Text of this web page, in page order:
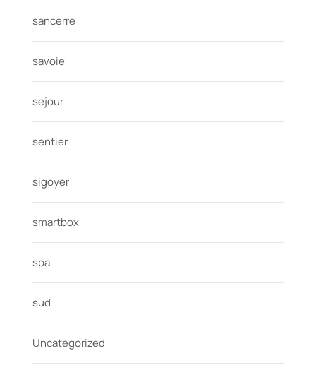
sancerre
savoie
sejour
sentier
sigoyer
smartbox
spa
sud
Uncategorized